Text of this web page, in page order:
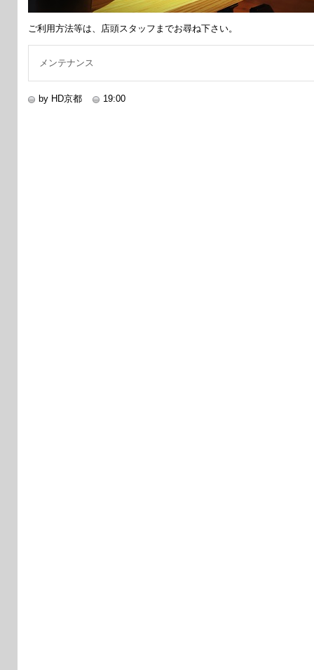
ご利用方法等は、店頭スタッフまでお尋ね下さい。
メンテナンス
by HD京都 19:00